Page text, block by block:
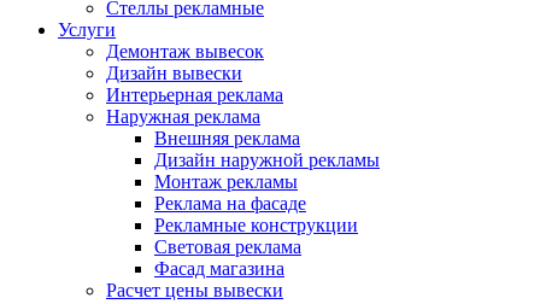
Стеллы рекламные
Услуги
Демонтаж вывесок
Дизайн вывески
Интерьерная реклама
Наружная реклама
Внешняя реклама
Дизайн наружной рекламы
Монтаж рекламы
Реклама на фасаде
Рекламные конструкции
Световая реклама
Фасад магазина
Расчет цены вывески